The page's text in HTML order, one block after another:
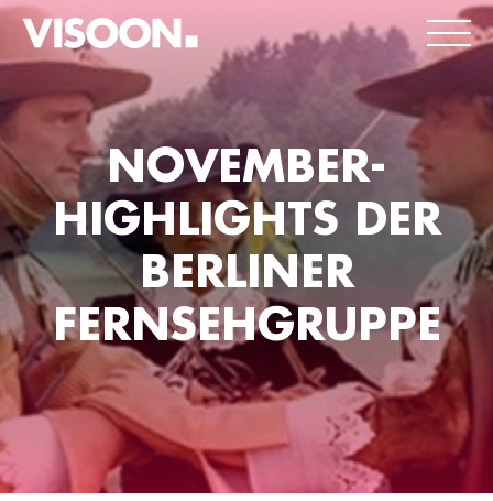
NOVEMBER-
HIGHLIGHTS DER
BERLINER
FERNSEHGRUPPE